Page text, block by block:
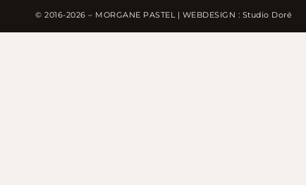
© 2016-2026 – MORGANE PASTEL | WEBDESIGN : Studio Doré